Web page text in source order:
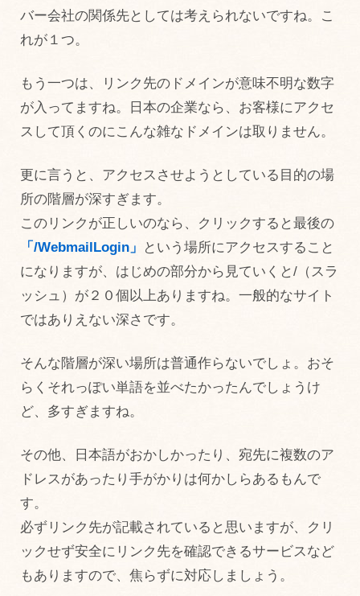
バー会社の関係先としては考えられないですね。こ
れが１つ。
もう一つは、リンク先のドメインが意味不明な数字
が入ってますね。日本の企業なら、お客様にアクセ
スして頂くのにこんな雑なドメインは取りません。
更に言うと、アクセスさせようとしている目的の場
所の階層が深すぎます。
このリンクが正しいのなら、クリックすると最後の
「/WebmailLogin」
という場所にアクセスすること
になりますが、はじめの部分から見ていくと/（スラ
ッシュ）が２０個以上ありますね。一般的なサイト
ではありえない深さです。
そんな階層が深い場所は普通作らないでしょ。おそ
らくそれっぽい単語を並べたかったんでしょうけ
ど、多すぎますね。
その他、日本語がおかしかったり、宛先に複数のア
ドレスがあったり手がかりは何かしらあるもんで
す。
必ずリンク先が記載されていると思いますが、クリ
ックせず安全にリンク先を確認できるサービスなど
もありますので、焦らずに対応しましょう。